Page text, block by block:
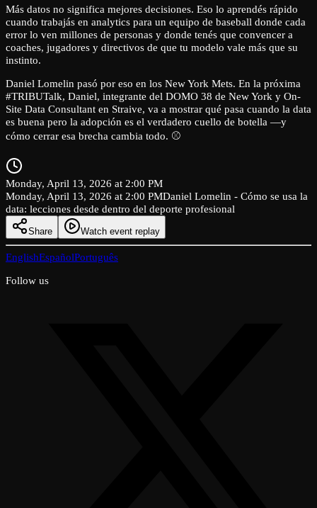
Más datos no significa mejores decisiones. Eso lo aprendés rápido
cuando trabajás en analytics para un equipo de baseball donde cada
error lo ven millones de personas y donde tenés que convencer a
coaches, jugadores y directivos de que tu modelo vale más que su
instinto.
Daniel Lomelin pasó por eso en los New York Mets. En la próxima
#TRIBUTalk, Daniel, integrante del DOMO 38 de New York y On-
Site Data Consultant en Straive, va a mostrar qué pasa cuando la data
es buena pero la adopción es el verdadero cuello de botella —y
cómo cerrar esa brecha cambia todo. ⚾
Monday, April 13, 2026 at 2:00 PM
Monday, April 13, 2026 at 2:00 PMDaniel Lomelin - Cómo se usa la
data: lecciones desde dentro del deporte profesional
Share Watch event replay
EnglishEspañolPortuguês
Follow us